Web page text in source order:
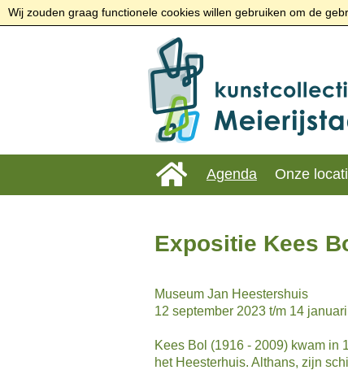
Wij zouden graag functionele cookies willen gebruiken om de
Agenda Onze
Expositie Kees
Museum Jan Heestershuis
12 september 2023 t/m 14
Kees Bol (1916 - 2009) kwam in
het Heesterhuis. Althans, zijn